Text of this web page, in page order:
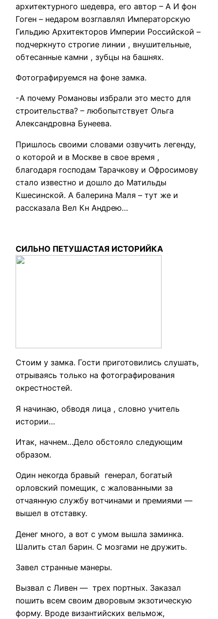
архитектурного шедевра, его автор – А И фон
Гоген – недаром возглавлял Императорскую
Гильдию Архитекторов Империи Российской –
подчеркнуто строгие линии , внушительные,
обтесанные камни , зубцы на башнях.
Фотографируемся на фоне замка.
-А почему Романовы избрали это место для
строительства? – любопытствует Ольга
Александровна Бунеева.
Пришлось своими словами озвучить легенду,
о которой и в Москве в свое время ,
благодаря господам Тарачкову и Офросимову
стало известно и дошло до Матильды
Кшесинской. А балерина Маля – тут же и
рассказала Вел Кн Андрею…
СИЛЬНО ПЕТУШАСТАЯ ИСТОРИЙКА
Стоим у замка. Гости приготовились слушать,
отрываясь только на фотографирования
окрестностей.
Я начинаю, обводя лица , словно учитель
истории…
Итак, начнем…Дело обстояло следующим
образом.
Один некогда бравый генерал, богатый
орловский помещик, с жалованными за
отчаянную службу вотчинами и премиями —
вышел в отставку.
Денег много, а вот с умом вышла заминка.
Шалить стал барин. С мозгами не дружить.
Завел странные манеры.
Вызвал с Ливен — трех портных. Заказал
пошить всем своим дворовым экзотическую
форму. Вроде византийских вельмож,